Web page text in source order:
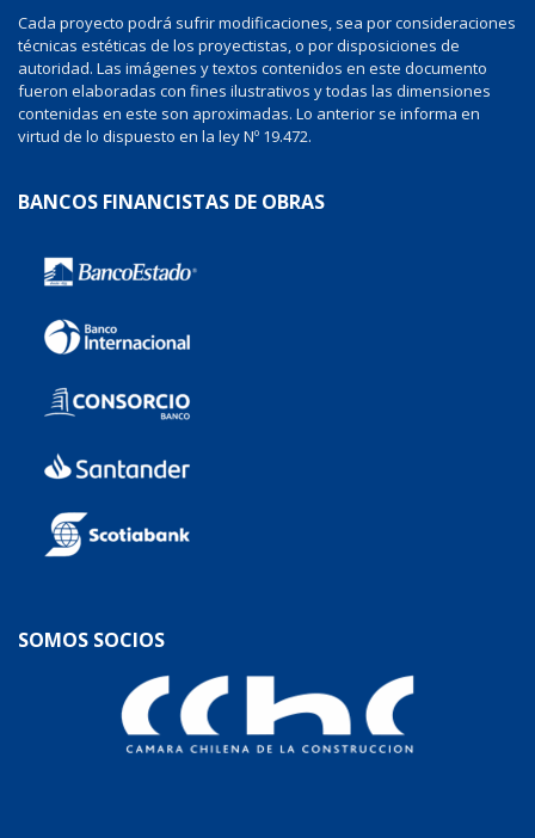
Cada proyecto podrá sufrir modificaciones, sea por consideraciones
técnicas estéticas de los proyectistas, o por disposiciones de
autoridad. Las imágenes y textos contenidos en este documento
fueron elaboradas con fines ilustrativos y todas las dimensiones
contenidas en este son aproximadas. Lo anterior se informa en
virtud de lo dispuesto en la ley Nº 19.472.
BANCOS FINANCISTAS DE OBRAS
SOMOS SOCIOS